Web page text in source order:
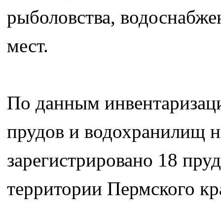
рыболовства,
мест.
По данным
прудов и водохранилищ
зарегистрировано 18
территории Пермского